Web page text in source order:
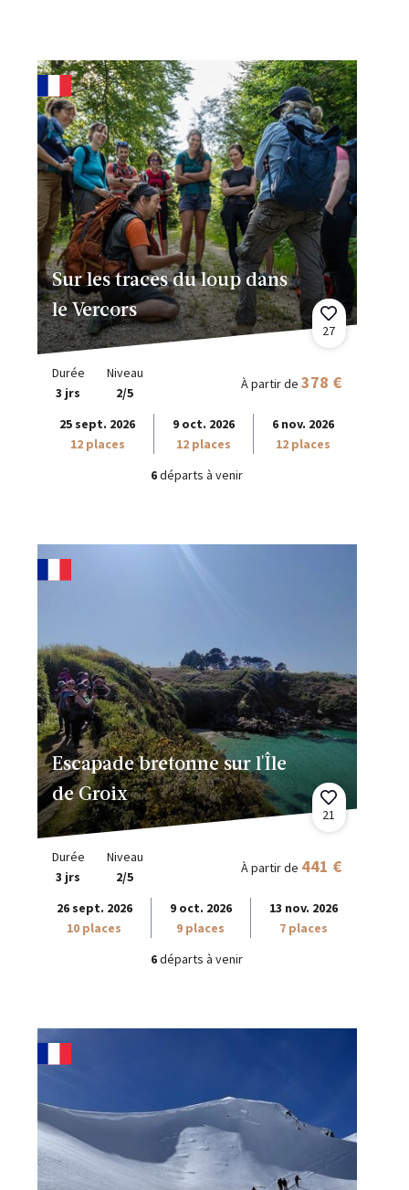
Sur les traces du loup dans
le Vercors
27
Durée
3 jrs
Niveau
2/5
À partir de 378 €
25 sept. 2026
12 places
9 oct. 2026
12 places
6 nov. 2026
12 places
6départs à venir
Escapade bretonne sur l'Île
de Groix
21
Durée
3 jrs
Niveau
2/5
À partir de 441 €
26 sept. 2026
10 places
9 oct. 2026
9 places
13 nov. 2026
7 places
6départs à venir